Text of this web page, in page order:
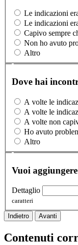
Le indicazioni
Le indicazioni
Capivo sempre
Non ho avuto
Altro
Dove hai
A volte le
A volte le
A volte non
Ho avuto
Altro
Vuoi
Dettaglio
caratteri
Indietro Avanti
Contenuti